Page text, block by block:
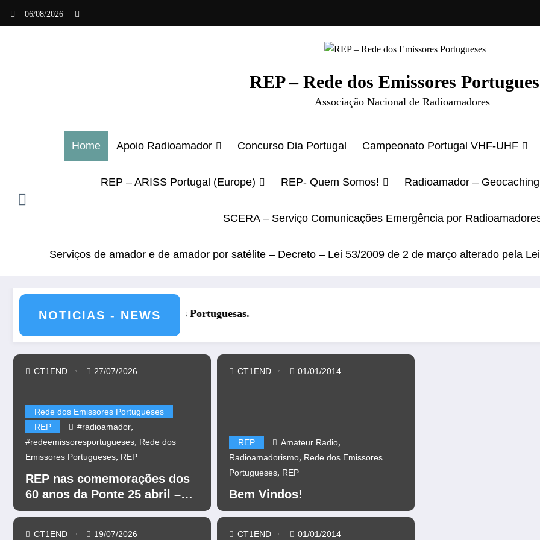
06/08/2026
REP – Rede dos Emissores
Associação Nacional de Radioamadores
Home Apoio Radioamador Concurso Dia Portugal Campeonato Portugal VHF-UHF
REP – ARISS Portugal (Europe) REP- Quem Somos! Radioamador – Geocaching
SCERA – Serviço Comunicações Emergência por
Serviços de amador e de amador por satélite – Decreto – Lei 53/2009 de 2 de março alterado pela
NOTICIAS - NEWSREP nas comemorações dos 60 anos da Ponte 25 abril – CR60A
Rede dos Emissores Portugueses
REP
#radioamador,
#redeemissoresportugueses, Rede dos
Emissores Portugueses, REP
REP nas comemorações dos
60 anos da Ponte 25 abril –
CR60A
CT1END 27/07/2026
CT1END 19/07/2026
REP Amateur Radio,
Radioamadorismo, Rede dos Emissores
Portugueses, REP
Bem Vindos!
CT1END 01/01/2014
CT1END 01/01/2014